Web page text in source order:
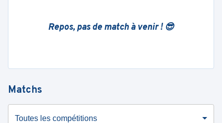
Repos, pas de match à venir ! 😎
Matchs
Toutes les compétitions